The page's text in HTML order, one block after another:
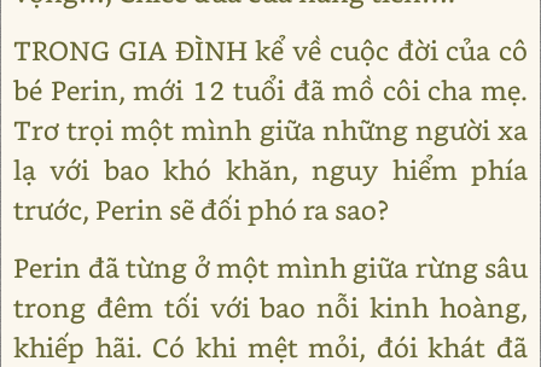
TRONG GIA ĐÌNH kể về cuộc đời của cô
bé Perin, mới 12 tuổi đã mồ côi cha mẹ.
Trơ trọi một mình giữa những người xa
lạ với bao khó khăn, nguy hiểm phía
trước, Perin sẽ đối phó ra sao?
Perin đã từng ở một mình giữa rừng sâu
trong đêm tối với bao nỗi kinh hoàng,
khiếp hãi. Có khi mệt mỏi, đói khát đã